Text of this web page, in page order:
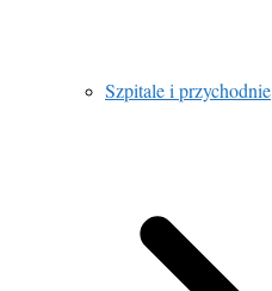
Szpitale i przychodnie